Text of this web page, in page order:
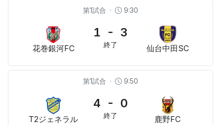
第1試合 · 9:30
花巻銀河FC
1 - 3
終了 仙台中⽥SC
第1試合 · 9:50
T2ジェネラル
4 - 0
終了 ⿅野FC